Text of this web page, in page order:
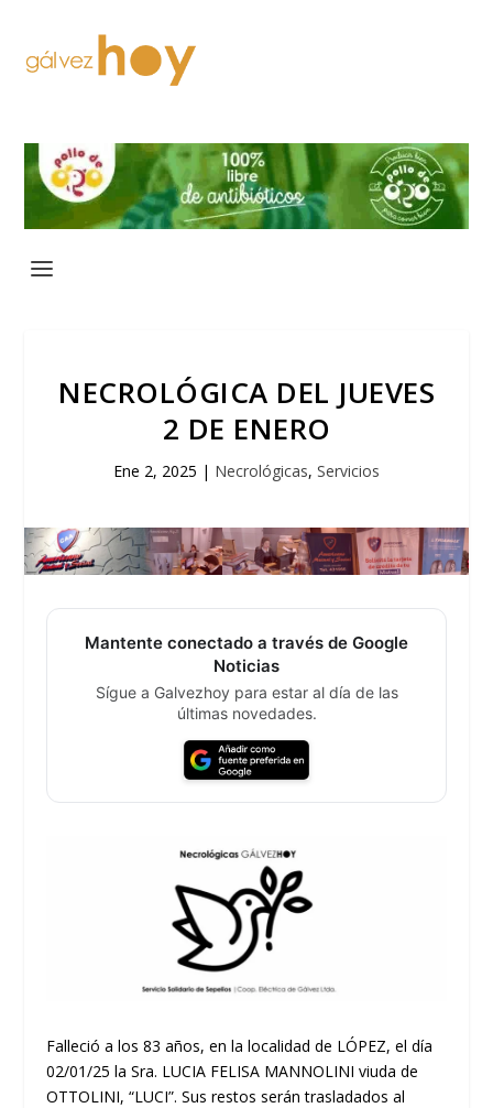
NECROLÓGICA DEL JUEVES
2 DE ENERO
Ene 2, 2025 | Necrológicas, Servicios
Mantente conectado a través de Google
Noticias
Sígue a Galvezhoy para estar al día de las
últimas novedades.
Falleció a los 83 años, en la localidad de LÓPEZ, el día
02/01/25 la Sra. LUCIA FELISA MANNOLINI viuda de
OTTOLINI, “LUCI”. Sus restos serán trasladados al